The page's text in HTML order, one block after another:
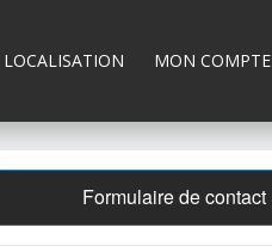
LOCALISATION MON COMPTE
Formulaire de contact